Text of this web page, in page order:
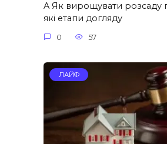
A Як вирощувати розсаду
які етапи догляду
0 57
ЛАЙФ